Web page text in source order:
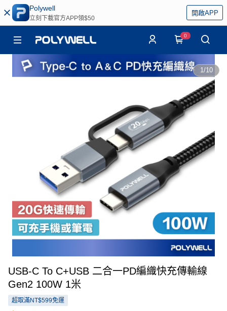
Polywell
立刻下載官方APP領$50
開啟APP
0
1/10
USB-C To C+USB 二合一PD編織快充傳輸線
Gen2 100W 1米
超取滿NT$599免運